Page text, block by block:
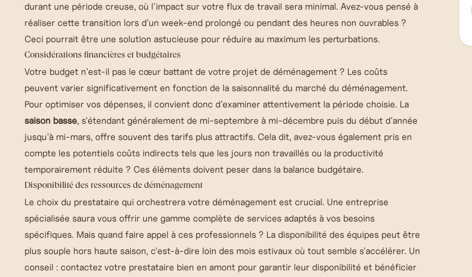
durant une période creuse, où l'impact sur votre flux de travail sera minimal. Avez-vous pensé à
réaliser cette transition lors d'un week-end prolongé ou pendant des heures non ouvrables ?
Ceci pourrait être une solution astucieuse pour réduire au maximum les perturbations.
Considérations financières et budgétaires
Votre budget n'est-il pas le cœur battant de votre projet de déménagement ? Les coûts
peuvent varier significativement en fonction de la saisonnalité du marché du déménagement.
Pour optimiser vos dépenses, il convient donc d'examiner attentivement la période choisie. La
saison basse, s'étendant généralement de mi-septembre à mi-décembre puis du début d'année
jusqu'à mi-mars, offre souvent des tarifs plus attractifs. Cela dit, avez-vous également pris en
compte les potentiels coûts indirects tels que les jours non travaillés ou la productivité
temporairement réduite ? Ces éléments doivent peser dans la balance budgétaire.
Disponibilité des ressources de déménagement
Le choix du prestataire qui orchestrera votre déménagement est crucial. Une entreprise
spécialisée saura vous offrir une gamme complète de services adaptés à vos besoins
spécifiques. Mais quand faire appel à ces professionnels ? La disponibilité des équipes peut être
plus souple hors haute saison, c'est-à-dire loin des mois estivaux où tout semble s'accélérer. Un
conseil : contactez votre prestataire bien en amont pour garantir leur disponibilité et bénéficier